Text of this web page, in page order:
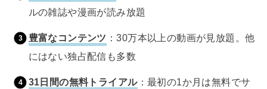
ルの雑誌や漫画が読み放題
豊富なコンテンツ ：30万本以上の動画が見放題。他
にはない独占配信も多数
31日間の無料トライアル：最初の1か月は無料でサ